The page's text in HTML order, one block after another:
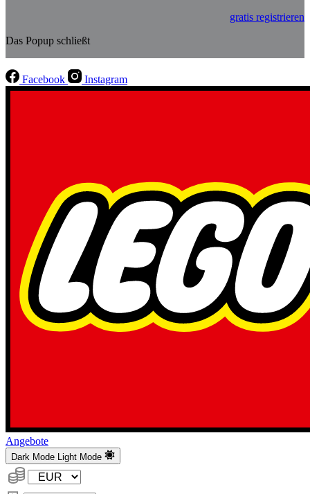
gratis registrieren
Das Popup schließt
Facebook Instagram
Angebote
Dark Mode Light Mode
Währung: